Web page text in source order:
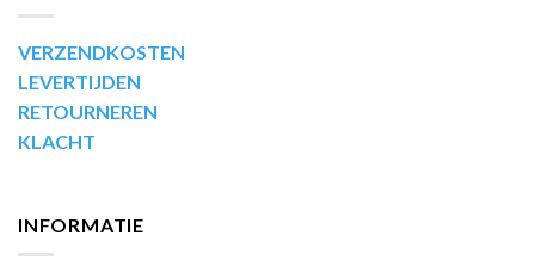
VERZENDKOSTEN
LEVERTIJDEN
RETOURNEREN
KLACHT
INFORMATIE